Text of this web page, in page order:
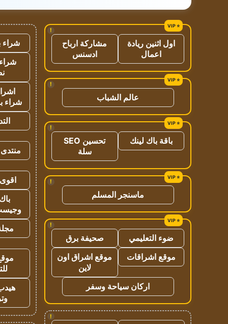
!
اول اثنين ريادة
اعمال
مشاركة ارباح
ادسنس
!
عالم الشباب
!
باقة باك لينك
تحسين SEO
سلة
!
ماسنجر المسلم
!
ضوء التعليمي
صحيفة برق
موقع اشراقات
موقع اشراق اون
لاين
اركان سياحة وسفر
!
شراء
شراء